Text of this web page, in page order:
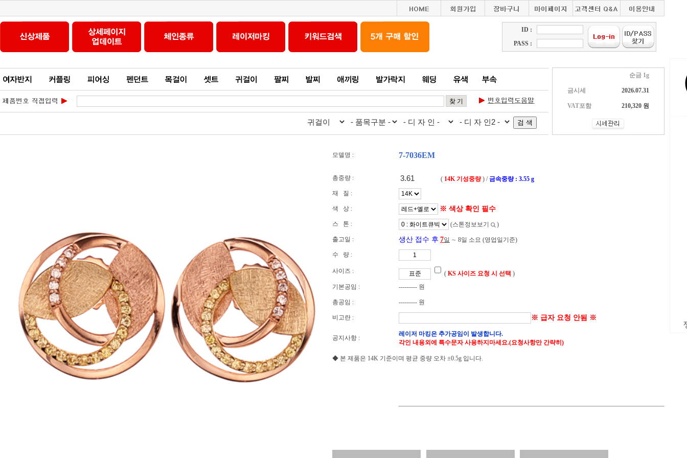
ID :
PASS :
순금 1g
금시세 2026.07.31
VAT포함 210,320 원
모델명 : 7-7036EM
총중량 : ( 14K 기성중량) /금속중량 : 3.55 g
재 질 :
색 상 : ※ 색상 확인 필수
스 톤 : (스톤정보보기 )
출고일 : 생산 접수 후 7일 ∼ 8일 소요 (영업일기준)
수 량 :
사이즈 : ( KS 사이즈 요청 시 선택 )
기본공임 :
--------- 원
총공임 : --------- 원
비고란 : ※ 급자 요청 안됨 ※
공지사항 :
레이저 마킹은 추가공임이 발생합니다.
각인 내용외에 특수문자 사용하지마세요.(요청사항만 간략히)
◆ 본 제품은 14K 기준이며 평균 중량 오차 ±0.5g 입니다.